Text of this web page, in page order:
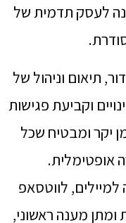
לעסק תדמית של
תיאום וניהול של
וקביעת פגישות
יקר ומבטיח שכל
אופטימלית.
לווטסאפ
ומתן מענה ראשוני,